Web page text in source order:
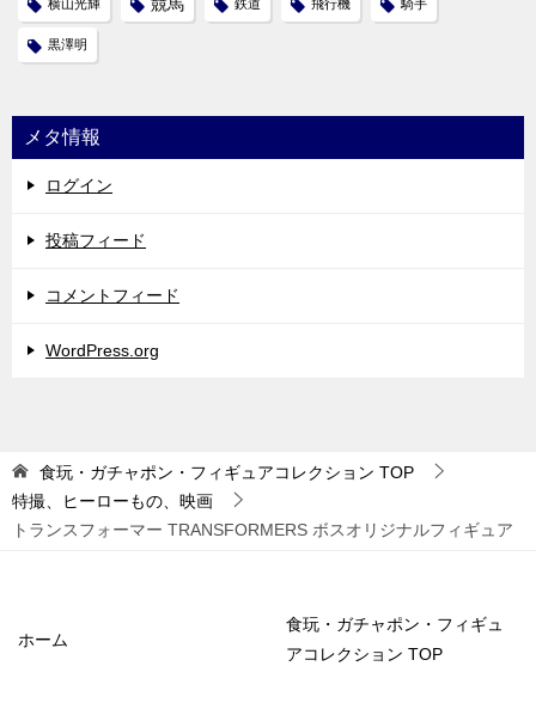
横山光輝 競馬 鉄道 飛行機 騎手
黒澤明
メタ情報
ログイン
投稿フィード
コメントフィード
WordPress.org
食玩・ガチャポン・フィギュアコレクション TOP
特撮、ヒーローもの、映画
トランスフォーマー TRANSFORMERS ボスオリジナルフィギュア
ホーム
食玩・ガチャポン・フィギュ
アコレクション TOP